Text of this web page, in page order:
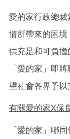
愛的家行政總
情所帶來的困
供充足和可負擔
「愛的家」即
望社會各界予以
有關愛的家X保
「愛的家」聯